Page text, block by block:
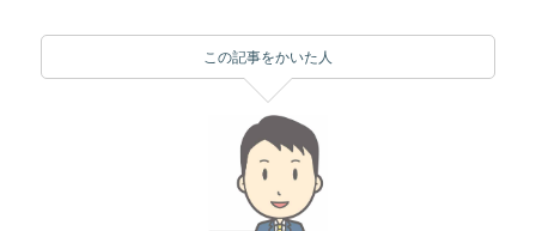
この記事をかいた人